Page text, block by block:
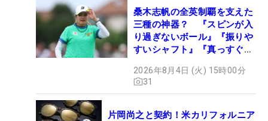
桑木志帆の全英制覇を支えた
三種の神器？ 『スピンが入
り過ぎないボール』『振りや
すいシャフト』『真っすぐ飛
セッティング
2026年8月4日 (火) 15時00分
31
片岡尚之と契約！米カリフォルニア